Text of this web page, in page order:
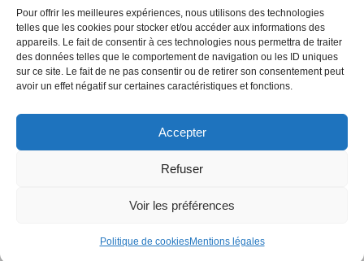
Pour offrir les meilleures expériences, nous utilisons des technologies
telles que les cookies pour stocker et/ou accéder aux informations des
appareils. Le fait de consentir à ces technologies nous permettra de traiter
des données telles que le comportement de navigation ou les ID uniques
sur ce site. Le fait de ne pas consentir ou de retirer son consentement peut
avoir un effet négatif sur certaines caractéristiques et fonctions.
Accepter
Refuser
Voir les préférences
Politique de cookiesMentions légales
Politique de confidentialité
Sites partenaires
5Façades
Atrium Patrimoine
© Batijournal 2024